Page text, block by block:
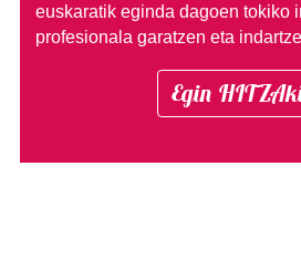
euskaratik eginda dagoen tokiko
profesionala garatzen eta
Egin